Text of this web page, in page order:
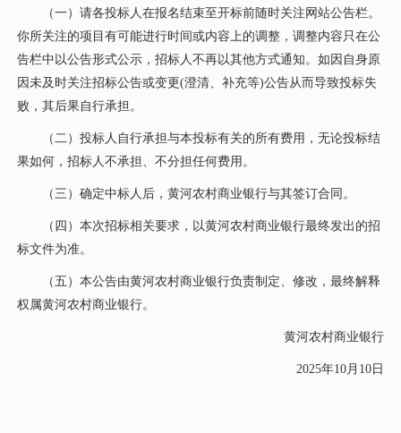
（一）请各投标人在报名结束至开标前随时关注网站公告栏。
你所关注的项目有可能进行时间或内容上的调整，调整内容只在公
告栏中以公告形式公示，招标人不再以其他方式通知。如因自身原
因未及时关注招标公告或变更(澄清、补充等)公告从而导致投标失
败，其后果自行承担。
（二）投标人自行承担与本投标有关的所有费用，无论投标结
果如何，招标人不承担、不分担任何费用。
（三）确定中标人后，黄河农村商业银行与其签订合同。
（四）本次招标相关要求，以黄河农村商业银行最终发出的招
标文件为准。
（五）本公告由黄河农村商业银行负责制定、修改，最终解释
权属黄河农村商业银行。
黄河农村商业银行
2025年10月10日